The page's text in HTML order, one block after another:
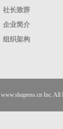
社长致辞
企业简介
组织架构
www.shupress.cn Inc. All